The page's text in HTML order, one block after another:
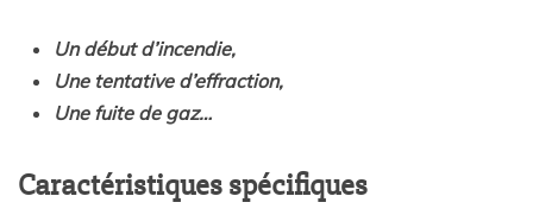
Un début d’incendie,
Une tentative d’effraction,
Une fuite de gaz…
Caractéristiques spécifiques